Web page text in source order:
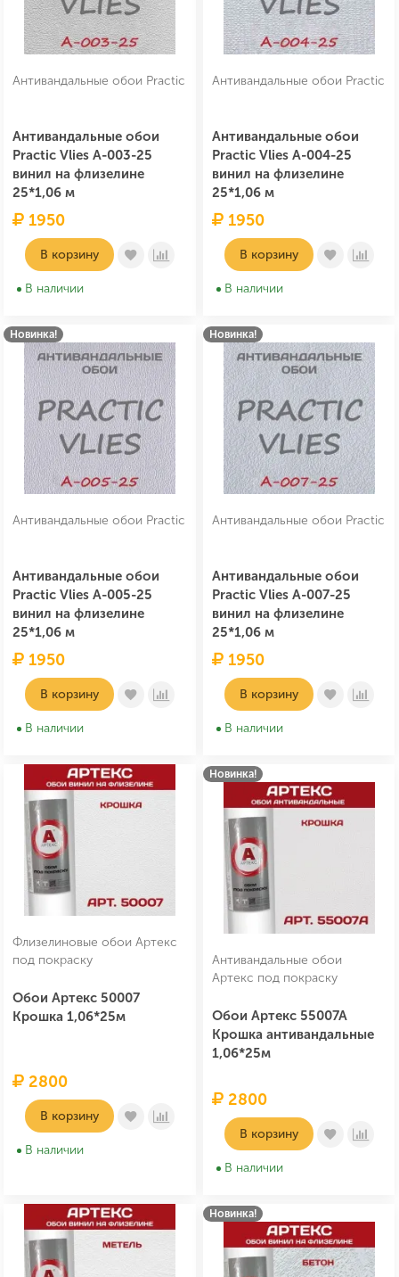
Антивандальные обои Practic
Антивандальные обои
Practic Vlies А-003-25
винил на флизелине
25*1,06 м
1950
В корзину
В наличии
Антивандальные обои Practic
Антивандальные обои
Practic Vlies А-004-25
винил на флизелине
25*1,06 м
1950
В корзину
В наличии
Новинка!
Антивандальные обои Practic
Антивандальные обои
Practic Vlies А-005-25
винил на флизелине
25*1,06 м
1950
В корзину
В наличии
Новинка!
Антивандальные обои Practic
Антивандальные обои
Practic Vlies А-007-25
винил на флизелине
25*1,06 м
1950
В корзину
В наличии
Флизелиновые обои Артекс
под покраску
Обои Артекс 50007
Крошка 1,06*25м
2800
В корзину
В наличии
Новинка!
Антивандальные обои
Артекс под покраску
Обои Артекс 55007А
Крошка антивандальные
1,06*25м
2800
В корзину
В наличии
Новинка!